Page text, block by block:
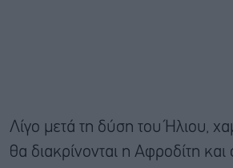
Λίγο μετά τη δύση του Ήλιου,
θα διακρίνονται η Αφροδίτη